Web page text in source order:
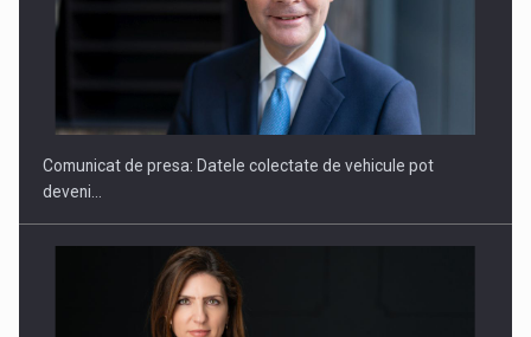
ROOTED IN ROMANIA, BUILT TO DELIVER TECHNOLOGY FOR
Comunicat de presa: Datele colectate de vehicule pot
deveni…